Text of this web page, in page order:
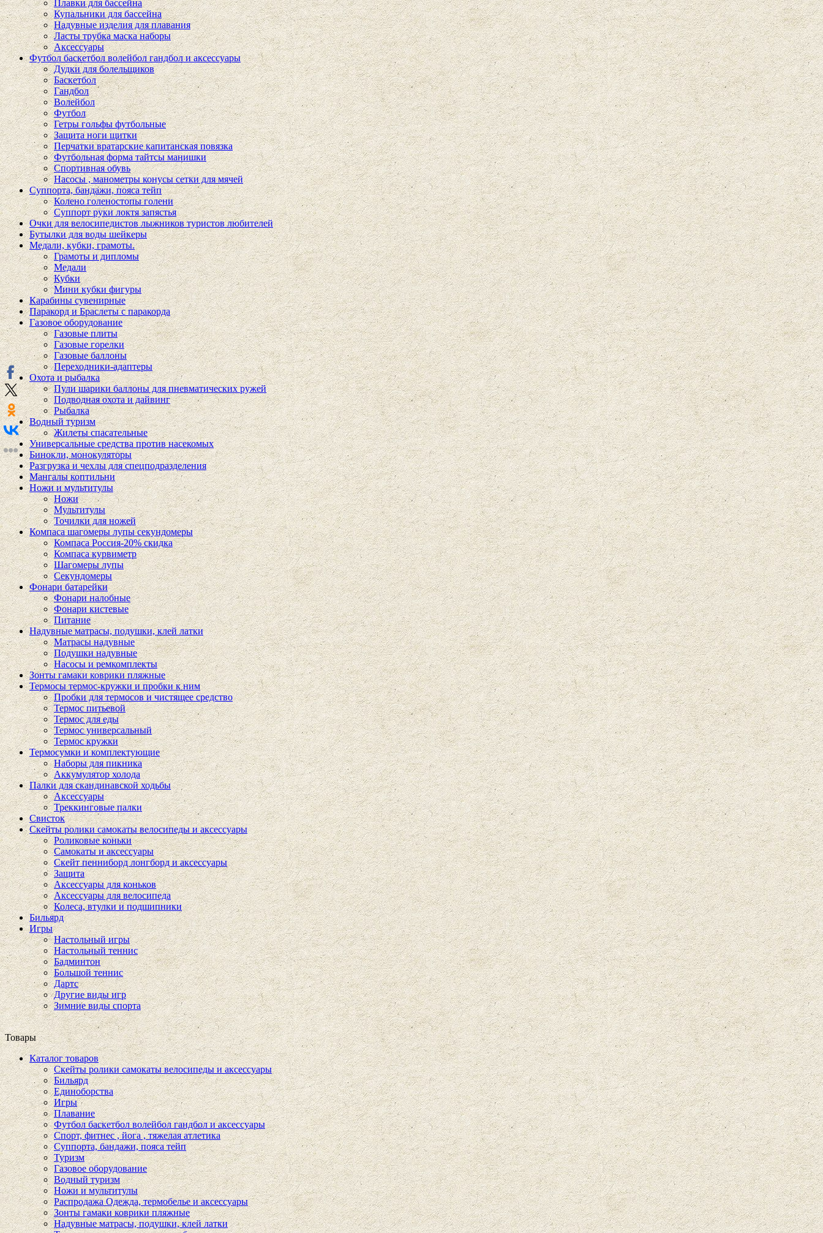
Плавки для бассейна
Купальники для бассейна
Надувные изделия для плавания
Ласты трубка маска наборы
Аксессуары
Футбол баскетбол волейбол гандбол и аксессуары
Дудки для болельщиков
Баскетбол
Гандбол
Волейбол
Футбол
Гетры гольфы футбольные
Защита ноги щитки
Перчатки вратарские капитанская повязка
Футбольная форма тайтсы манишки
Спортивная обувь
Насосы , манометры конусы сетки для мячей
Суппорта, бандажи, пояса тейп
Колено голеностопы голени
Суппорт руки локтя запястья
Очки для велосипедистов лыжников туристов любителей
Бутылки для воды шейкеры
Медали, кубки, грамоты.
Грамоты и дипломы
Медали
Кубки
Мини кубки фигуры
Карабины сувенирные
Паракорд и Браслеты с паракорда
Газовое оборудование
Газовые плиты
Газовые горелки
Газовые баллоны
Переходники-адаптеры
Охота и рыбалка
Пули шарики баллоны для пневматических ружей
Подводная охота и дайвинг
Рыбалка
Водный туризм
Жилеты спасательные
Универсальные средства против насекомых
Бинокли, монокуляторы
Разгрузка и чехлы для спецподразделения
Мангалы коптильни
Ножи и мультитулы
Ножи
Мультитулы
Точилки для ножей
Компаса шагомеры лупы секундомеры
Компаса Россия-20% скидка
Компаса курвиметр
Шагомеры лупы
Секундомеры
Фонари батарейки
Фонари налобные
Фонари кистевые
Питание
Надувные матрасы, подушки, клей латки
Матрасы надувные
Подушки надувные
Насосы и ремкомплекты
Зонты гамаки коврики пляжные
Термосы термос-кружки и пробки к ним
Пробки для термосов и чистящее средство
Термос питьевой
Термос для еды
Термос универсальный
Термос кружки
Термосумки и комплектующие
Наборы для пикника
Аккумулятор холода
Палки для скандинавской ходьбы
Аксессуары
Треккинговые палки
Свисток
Скейты ролики самокаты велосипеды и аксессуары
Роликовые коньки
Самокаты и аксессуары
Скейт пенниборд лонгборд и аксессуары
Защита
Аксессуары для коньков
Аксессуары для велосипеда
Колеса, втулки и подшипники
Бильярд
Игры
Настольный игры
Настольный теннис
Бадминтон
Большой теннис
Дартс
Другие виды игр
Зимние виды спорта
Товары
Каталог товаров
Скейты ролики самокаты велосипеды и аксессуары
Бильярд
Единоборства
Игры
Плавание
Футбол баскетбол волейбол гандбол и аксессуары
Спорт, фитнес , йога , тяжелая атлетика
Суппорта, бандажи, пояса тейп
Туризм
Газовое оборудование
Водный туризм
Ножи и мультитулы
Распродажа Одежда, термобелье и аксессуары
Зонты гамаки коврики пляжные
Надувные матрасы, подушки, клей латки